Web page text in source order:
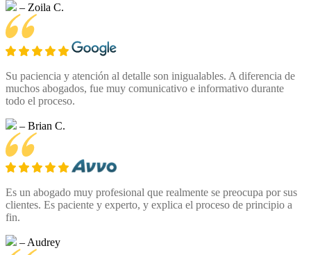
– Zoila C.
Su paciencia y atención al detalle son inigualables. A diferencia de
muchos abogados, fue muy comunicativo e informativo durante
todo el proceso.
– Brian C.
Es un abogado muy profesional que realmente se preocupa por sus
clientes. Es paciente y experto, y explica el proceso de principio a
fin.
– Audrey